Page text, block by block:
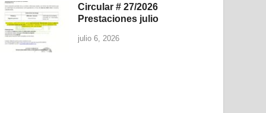
Circular # 27/2026
Prestaciones julio
julio 6, 2026